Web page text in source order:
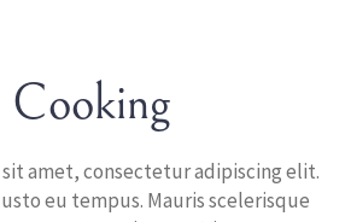
amet, consectetur adipiscing elit.
eu tempus. Mauris scelerisque